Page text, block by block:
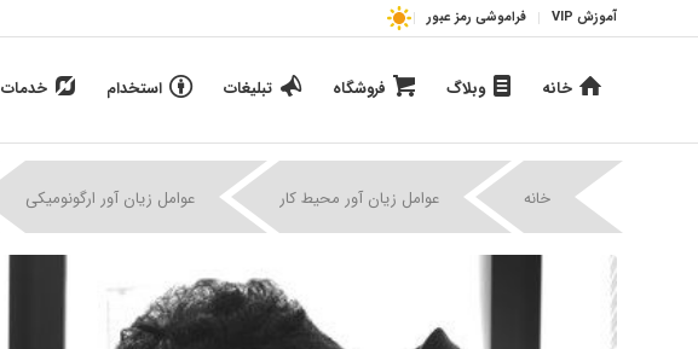
آموزش VIP فراموشی رمز عبور
خانه وبلاگ فروشگاه تبلیغات استخدام خدمات
خانه عوامل زیان آور محیط کار عوامل زیان آور ارگونومیکی